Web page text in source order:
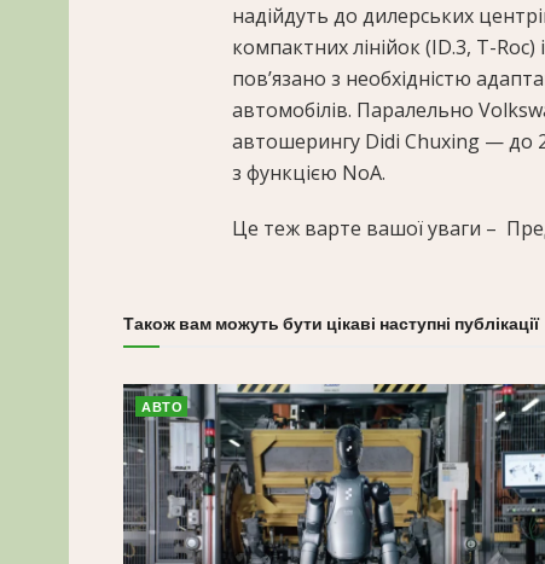
надійдуть до дилерських
компактних лінійок (ID.3, T-Roc)
пов’язано з необхідністю
автомобілів. Паралельно
автошерингу Didi Chuxing — до
з функцією NoA.
Це теж варте вашої уваги –
Також вам можуть бути цікаві наступні публікації
АВТО